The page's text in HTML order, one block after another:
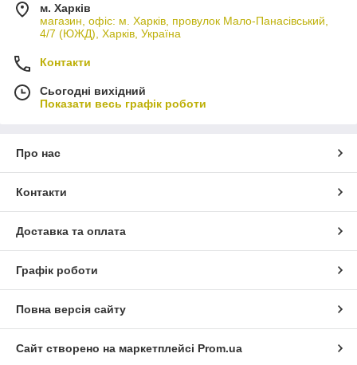
м. Харків
магазин, офіс: м. Харків, провулок Мало-Панасівський,
4/7 (ЮЖД), Харків, Україна
Контакти
Сьогодні вихідний
Показати весь графік роботи
Про нас
Контакти
Доставка та оплата
Графік роботи
Повна версія сайту
Сайт створено на маркетплейсі Prom.ua